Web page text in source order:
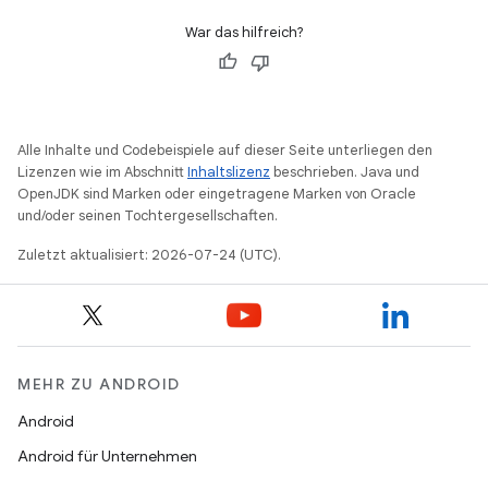
War das hilfreich?
Alle Inhalte und Codebeispiele auf dieser Seite unterliegen den
Lizenzen wie im AbschnittInhaltslizenz beschrieben. Java und
OpenJDK sind Marken oder eingetragene Marken von Oracle
und/oder seinen Tochtergesellschaften.
Zuletzt aktualisiert: 2026-07-24 (UTC).
MEHR ZU ANDROID
Android
Android für Unternehmen